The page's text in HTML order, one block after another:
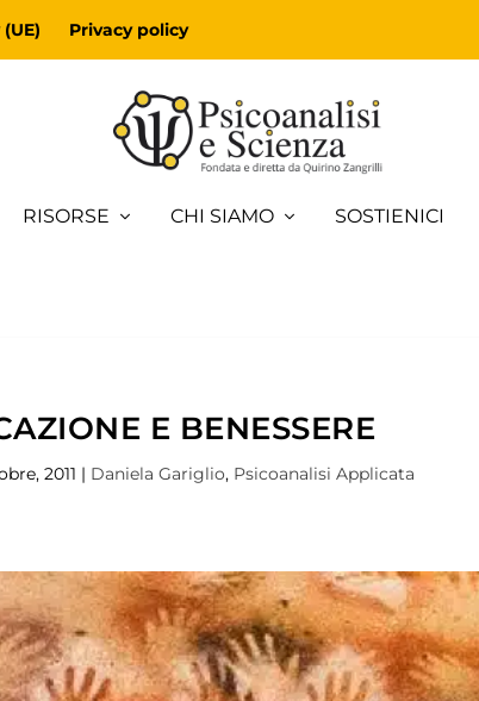
Privacy policy
RISORSE CHI SIAMO SOSTIENICI
E BENESSERE
2011 | Daniela Gariglio, Psicoanalisi Applicata